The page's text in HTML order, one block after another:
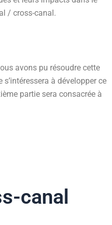
/ cross-canal.
avons pu résoudre cette
à développer ce
partie sera consacrée à
canal